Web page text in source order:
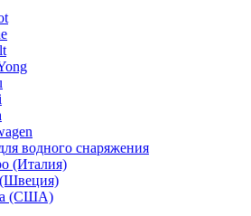
водного снаряжения
(Италия)
(США)